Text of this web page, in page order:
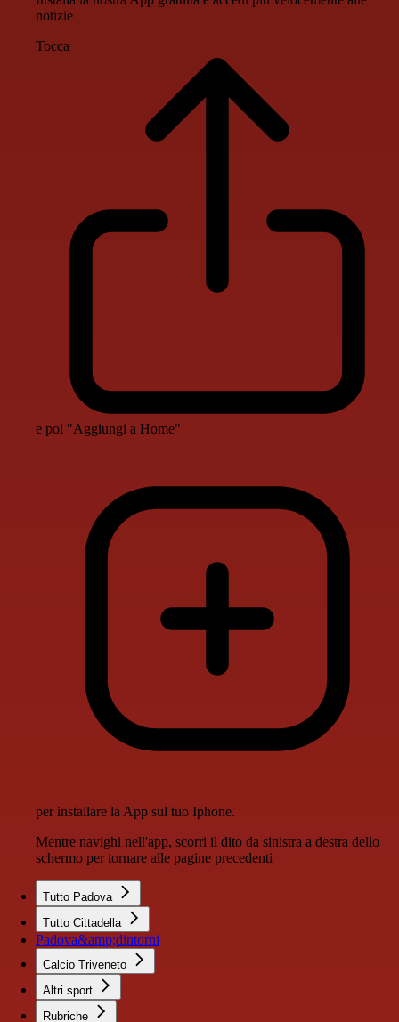
notizie
Tocca
e poi "Aggiungi a Home"
per installare la App sul tuo Iphone.
Mentre navighi nell'app, scorri il dito da sinistra a destra dello
schermo per tornare alle pagine precedenti
Tutto Padova
Tutto Cittadella
Padova&amp;dintorni
Calcio Triveneto
Altri sport
Rubriche